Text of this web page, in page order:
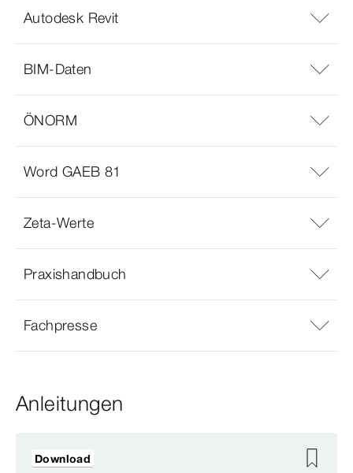
Autodesk Revit
BIM-Daten
ÖNORM
Word GAEB 81
Zeta-Werte
Praxishandbuch
Fachpresse
Anleitungen
Download